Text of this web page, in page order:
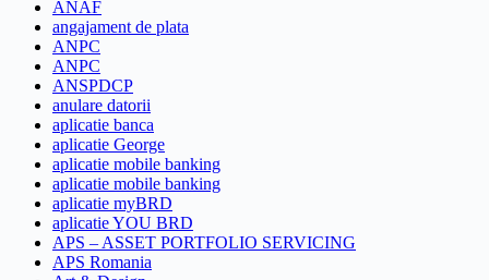
ANAF
angajament de plata
ANPC
ANPC
ANSPDCP
anulare datorii
aplicatie banca
aplicatie George
aplicatie mobile banking
aplicatie mobile banking
aplicatie myBRD
aplicatie YOU BRD
APS – ASSET PORTFOLIO SERVICING
APS Romania